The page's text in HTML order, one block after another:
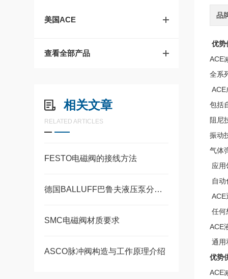
美国ACE
查看全部产品
相关文章
RELATED ARTICLES
FESTO电磁阀的接线方法
德国BALLUFF巴鲁夫液压泵分类和维护保养事项
SMC电磁阀材质要求
ASCO脉冲阀构造与工作原理介绍
品
优势
ACE
全系
ACE
包括
阻尼
振动
气体
应用
自
ACE
任何
ACE
通用
优势
ACE